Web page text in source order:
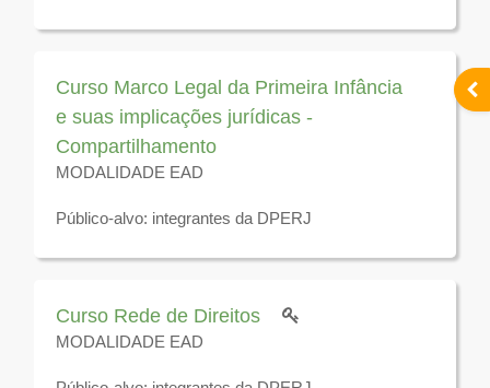
Disponível para visualização até 31 de dezembro de
Curso Marco Legal da Primeira Infância
e suas implicações jurídicas -
Compartilhamento
MODALIDADE EAD
Público-alvo: integrantes da DPERJ
Disponível para visualização até 31 de dezembro de
Curso Rede de Direitos
MODALIDADE EAD